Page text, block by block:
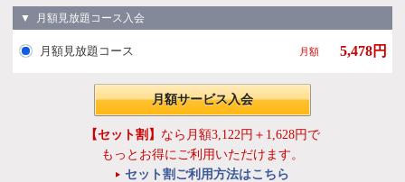
▼ 月額見放題コース入会
月額見放題コース 月額 5,478円
月額サービス入会
【セット割】 なら月額3,122円＋1,628円で
もっとお得にご利用いただけます。
セット割ご利用方法はこちら